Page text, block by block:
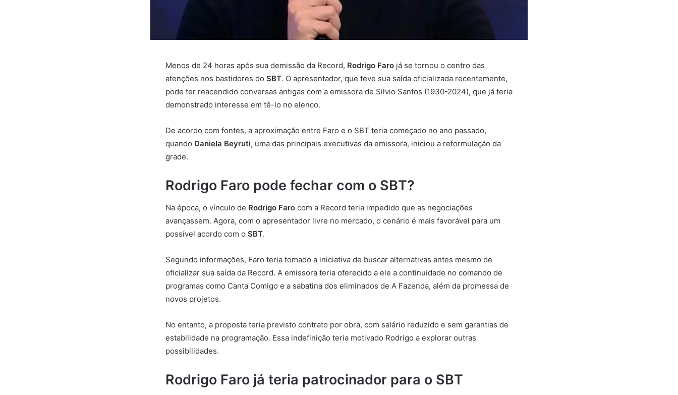
Menos de 24 horas após sua demissão da Record, Rodrigo Faro já se tornou o centro das
atenções nos bastidores do SBT. O apresentador, que teve sua saída oficializada recentemente,
pode ter reacendido conversas antigas com a emissora de Silvio Santos (1930-2024), que já teria
demonstrado interesse em tê-lo no elenco.
De acordo com fontes, a aproximação entre Faro e o SBT teria começado no ano passado,
quando Daniela Beyruti, uma das principais executivas da emissora, iniciou a reformulação da
grade.
Rodrigo Faro pode fechar com o SBT?
Na época, o vínculo de Rodrigo Faro com a Record teria impedido que as negociações
avançassem. Agora, com o apresentador livre no mercado, o cenário é mais favorável para um
possível acordo com o SBT.
Segundo informações, Faro teria tomado a iniciativa de buscar alternativas antes mesmo de
oficializar sua saída da Record. A emissora teria oferecido a ele a continuidade no comando de
programas como Canta Comigo e a sabatina dos eliminados de A Fazenda, além da promessa de
novos projetos.
No entanto, a proposta teria previsto contrato por obra, com salário reduzido e sem garantias de
estabilidade na programação. Essa indefinição teria motivado Rodrigo a explorar outras
possibilidades.
Rodrigo Faro já teria patrocinador para o SBT